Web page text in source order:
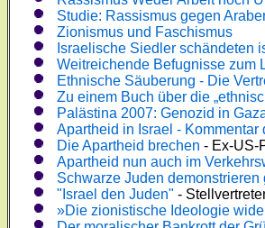
Studie: Rassismus gegen
Zionismus und Faschismus
Israelische Siedler schändeten
Weitreichende Befugnisse zum
Ethnische Säuberung - Die
Zu einem Buch über die
Palästina 2007: Genozid in
Apartheid in Israel -
Die Apartheid brechen - Ex-US-
Apartheid nun auch im
Schwarze Juden
"Israel den Juden" -
»Die zionistische Ideologie